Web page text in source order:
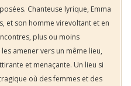
Chanteuse lyrique, Emma
et son homme virevoltant et en
plus ou moins
amener vers un même lieu,
et menaçante. Un lieu si
où des femmes et des